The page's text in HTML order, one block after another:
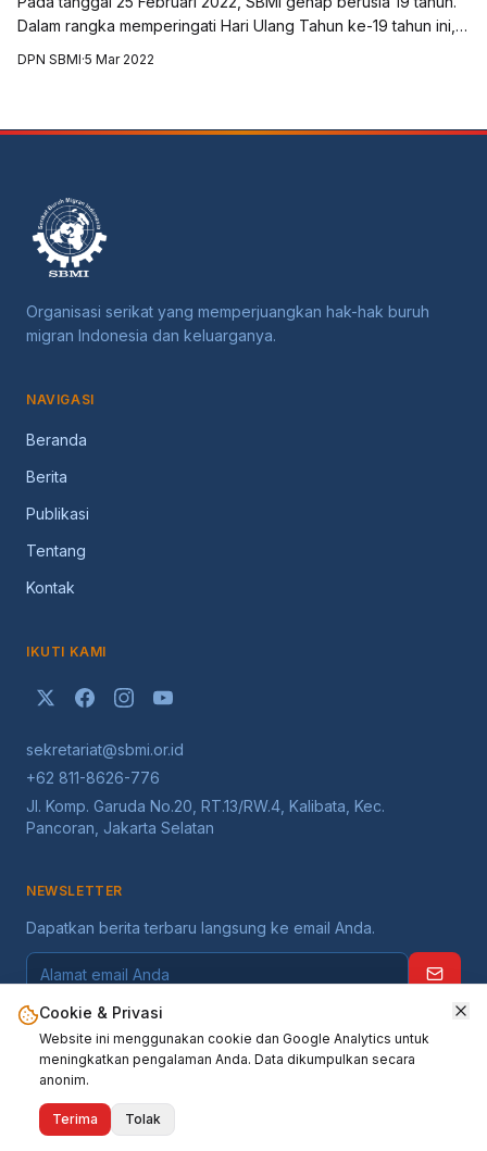
Dalam rangka memperingati Hari Ulang Tahun ke-19 tahun ini,
DPN SBMI·5 Mar 2022
Organisasi serikat yang memperjuangkan hak-hak buruh
migran Indonesia dan keluarganya.
NAVIGASI
Beranda
Berita
Publikasi
Tentang
Kontak
IKUTI KAMI
sekretariat@sbmi.or.id
+62 811-8626-776
Jl. Komp. Garuda No.20, RT.13/RW.4, Kalibata, Kec.
Pancoran, Jakarta Selatan
NEWSLETTER
Dapatkan berita terbaru langsung ke email Anda.
©2026
Cookie & Privasi
Website ini menggunakan cookie dan Google Analytics untuk
meningkatkan pengalaman Anda. Data dikumpulkan secara
anonim.
Terima Tolak